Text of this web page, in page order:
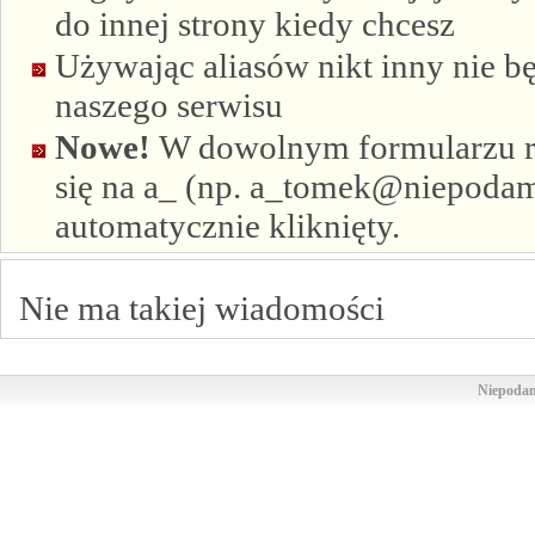
do innej strony kiedy chcesz
Używając aliasów nikt inny nie
naszego serwisu
Nowe! W dowolnym formularzu
się na a_ (np.
automatycznie kliknięty.
Nie ma takiej wiadomości